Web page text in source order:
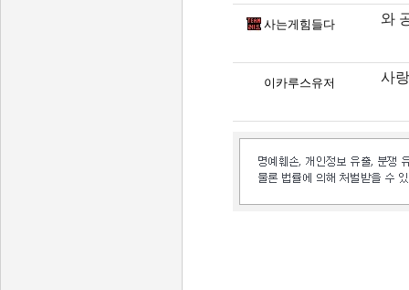
사는게힘들다 와
이카루스유저 사